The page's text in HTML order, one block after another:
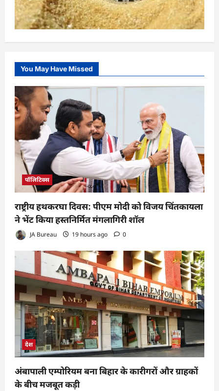
You May Have Missed
पॉलिटिक्स
राष्ट्रीय हथकरघा दिवस: पीएम मोदी को विजय चिंतकायला
ने भेंट किया हस्तनिर्मित मंगलागिरी शॉल
JA Bureau 19 hours ago 0
देश
अंबापाली एम्पोरियम बना बिहार के कारीगरों और ग्राहकों
के बीच मजबूत कड़ी